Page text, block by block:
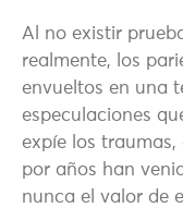
Al no existir
realmente, los
envueltos en una
especulaciones
expíe los traumas,
por años han
nunca el valor de